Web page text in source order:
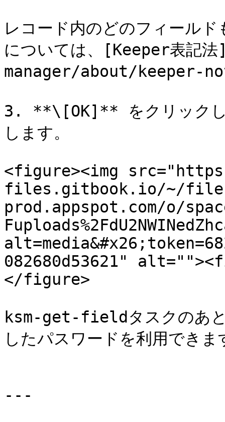
レコード内のどのフィール
については、[Keeper表
manager/about/keeper-
3. **\[OK]** をクリックし
します。
<figure><img
files.gitbook.io/~/
prod.appspot.com/o/
082680d53621"
</figure>
ksm-get-fieldタスクのあと
したパスワードを利用できま
---